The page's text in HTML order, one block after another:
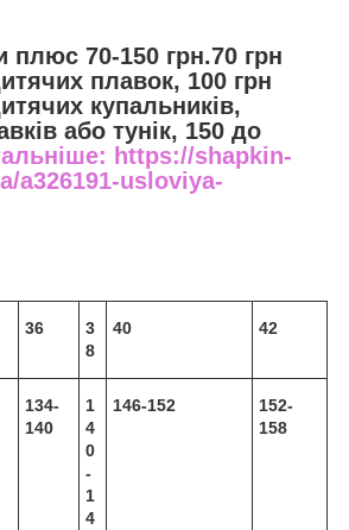
плюс 70-150 грн.70 грн
плавок, 100 грн
купальників,
або тунік, 150 до
https://shapkin-
a326191-usloviya-
36
3
8
40 42
134-
140
1
4
0
-
1
4
146-152
152-
158